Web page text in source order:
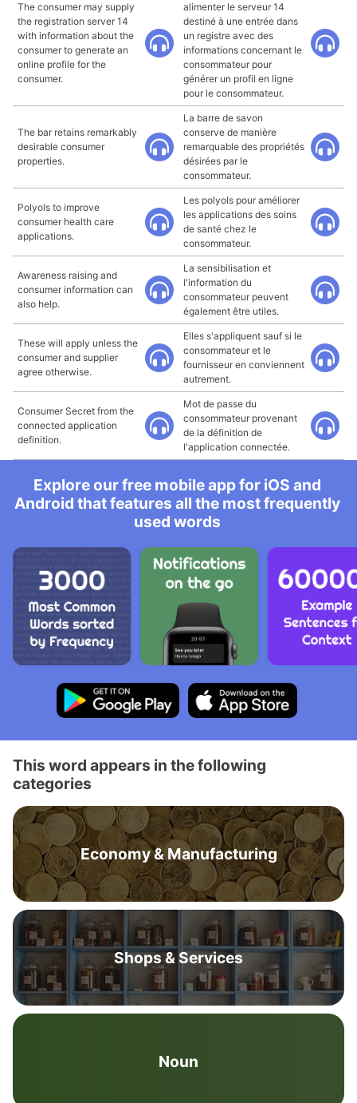
The consumer may supply
the registration server 14
with information about the
consumer to generate an
online profile for the
consumer.
alimenter le serveur 14
destiné à une entrée dans
un registre avec des
informations concernant le
consommateur pour
générer un profil en ligne
pour le consommateur.
The bar retains remarkably
desirable consumer
properties.
La barre de savon
conserve de manière
remarquable des propriétés
désirées par le
consommateur.
Polyols to improve
consumer health care
applications.
Les polyols pour améliorer
les applications des soins
de santé chez le
consommateur.
Awareness raising and
consumer information can
also help.
La sensibilisation et
l'information du
consommateur peuvent
également être utiles.
These will apply unless the
consumer and supplier
agree otherwise.
Elles s'appliquent sauf si le
consommateur et le
fournisseur en conviennent
autrement.
Consumer Secret from the
connected application
definition.
Mot de passe du
consommateur provenant
de la définition de
l'application connectée.
Explore our free mobile app for iOS and
Android that features all the most frequently
used words
This word appears in the following
categories
Economy & Manufacturing
Shops & Services
Noun